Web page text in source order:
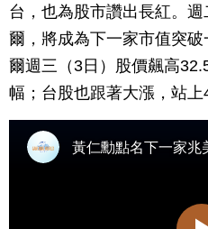
台，也為股市讚出長紅。
爾，將成為下一家市值突
爾週三（3日）股價飆高
幅；台股也跟著大漲，站上